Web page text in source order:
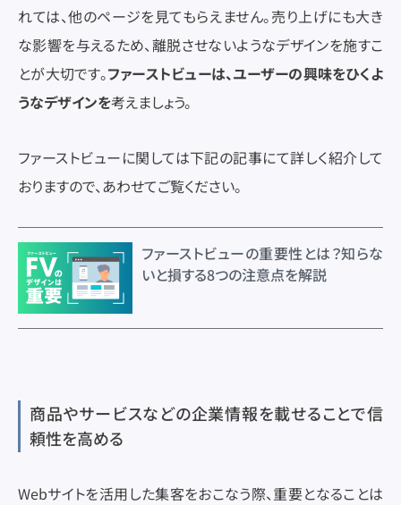
れては、他のページを見てもらえません。売り上げにも大き
な影響を与えるため、離脱させないようなデザインを施すこ
とが大切です。ファーストビューは、ユーザーの興味をひくよ
うなデザインを考えましょう。
ファーストビューに関しては下記の記事にて詳しく紹介して
おりますので、あわせてご覧ください。
ファーストビューの重要性とは？知らな
いと損する8つの注意点を解説
商品やサービスなどの企業情報を載せることで信
頼性を高める
Webサイトを活用した集客をおこなう際、重要となることは